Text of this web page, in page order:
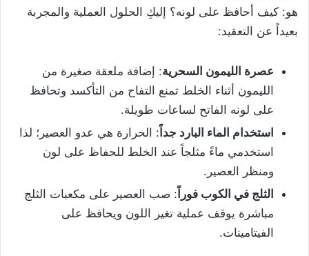
هو: كيف أحافظ على لونه؟ إليكِ الحلول العملية والمجربة
بعيداً عن التعقيد:
عصرة الليمون السحرية: إضافة ملعقة صغيرة من
الليمون أثناء الخلط تمنع التفاح من التأكسد وتحافظ
على لونه الفاتح لساعات طويلة.
استخدام الماء البارد جداً: الحرارة هي عدو العصير؛ لذا
استخدمي ماءً مثلجاً عند الخلط للحفاظ على لون
ومنظر العصير.
الثلج في الكوب فوراً: صب العصير على مكعبات الثلج
مباشرة يوقف عملية تغير اللون ويحافظ على
الفيتامينات.